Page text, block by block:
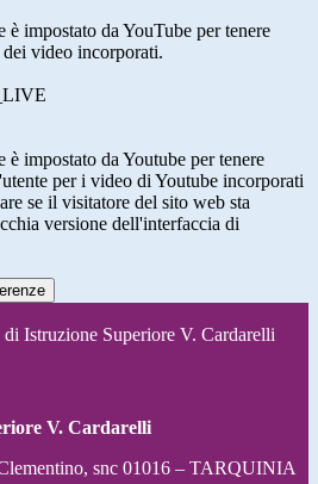
è impostato da YouTube per tenere
video incorporati.
è impostato da Youtube per tenere
per i video di Youtube incorporati
se il visitatore del sito web sta
versione dell'interfaccia di
Istruzione Superiore V. Cardarelli
V. Cardarelli
snc 01016 – TARQUINIA